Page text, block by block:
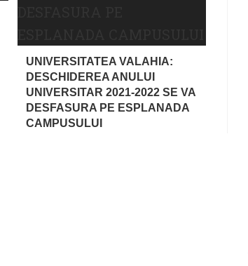
UNIVERSITATEA VALAHIA:
DESCHIDEREA ANULUI
UNIVERSITAR 2021-2022 SE VA
DESFASURA PE ESPLANADA
CAMPUSULUI